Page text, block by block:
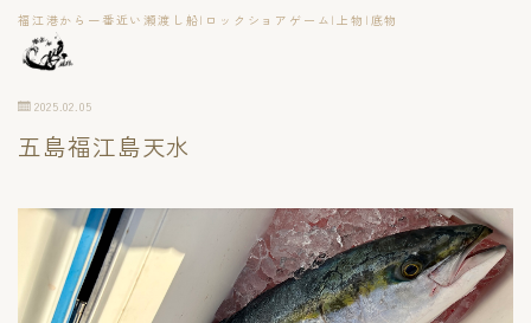
福江港から一番近い瀬渡し船|ロックショアゲーム|上物|底物
2025.02.05
五島福江島天水